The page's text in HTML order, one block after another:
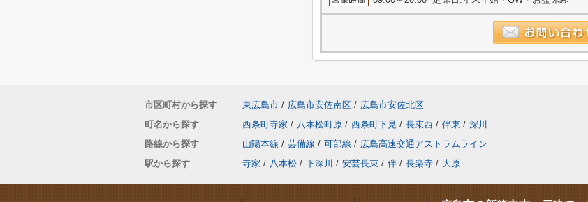
市区町村から探す 東広島市 / 広島市安佐南区 / 広島市安佐北区
町名から探す
西条町寺家 / 八本松町原 / 西条町下見 / 長束西 / 伴東 / 深川
路線から探す
山陽本線 / 芸備線 / 可部線 / 広島高速交通アストラムライン
駅から探す
寺家 / 八本松 / 下深川 / 安芸長束 / 伴 / 長楽寺 / 大原